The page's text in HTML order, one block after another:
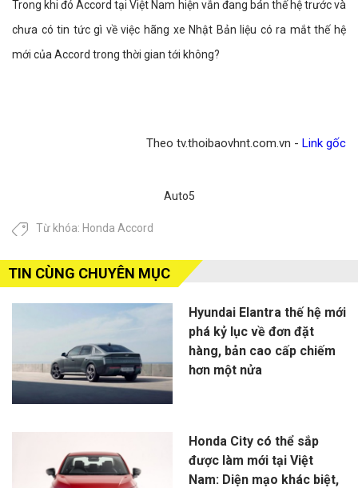
Trong khi đó Accord tại Việt Nam hiện vẫn đang bán thế hệ trước và
chưa có tin tức gì về việc hãng xe Nhật Bản liệu có ra mắt thế hệ
mới của Accord trong thời gian tới không?
Theo tv.thoibaovhnt.com.vn - Link gốc
Auto5
Từ khóa: Honda Accord
TIN CÙNG CHUYÊN MỤC
Hyundai Elantra thế hệ mới
phá kỷ lục về đơn đặt
hàng, bản cao cấp chiếm
hơn một nửa
Honda City có thể sắp
được làm mới tại Việt
Nam: Diện mạo khác biệt,